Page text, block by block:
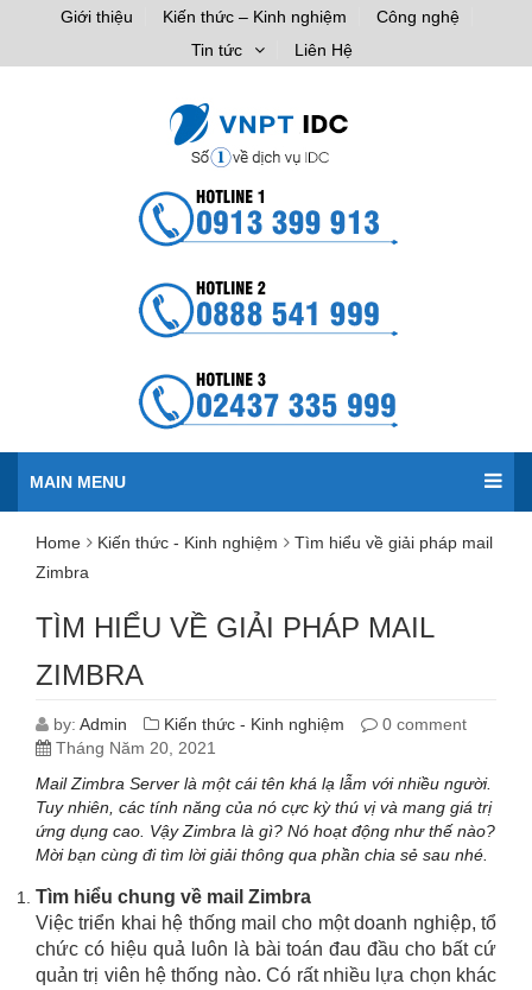
Giới thiệu Kiến thức – Kinh nghiệm
Công nghệ
Tin tức
Liên Hệ
MAIN MENU
Home Kiến thức - Kinh nghiệm
Tìm hiểu về giải pháp mail
Zimbra
TÌM HIỂU VỀ GIẢI PHÁP MAIL
ZIMBRA
by: Admin Kiến thức - Kinh nghiệm
0 comment
Tháng Năm 20, 2021
Mail Zimbra Server là một cái tên khá lạ lẫm với nhiều người.
Tuy nhiên, các tính năng của nó cực kỳ thú vị và mang giá trị
ứng dụng cao. Vậy Zimbra là gì? Nó hoạt động như thế nào?
Mời bạn cùng đi tìm lời giải thông qua phần chia sẻ sau nhé.
Tìm hiểu chung về mail Zimbra
Việc triển khai hệ thống mail cho một doanh nghiệp, tổ
chức có hiệu quả luôn là bài toán đau đầu cho bất cứ
quản trị viên hệ thống nào. Có rất nhiều lựa chọn khác